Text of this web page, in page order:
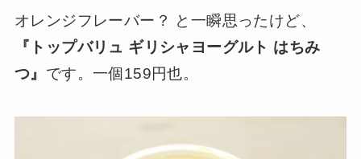
オレンジフレーバー？ と一瞬思ったけど、
『トップバリュ ギリシャヨーグルト はちみ
つ』 です。一個159円也。